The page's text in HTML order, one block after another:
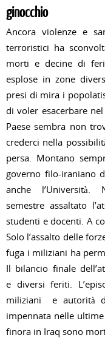
ginocchio
Ancora violenze e
terroristici ha
morti e decine di
esplose in zone
presi di mira i
di voler esacerbare
Paese sembra non
crederci nella
persa. Montano
governo filo-iraniano
anche
semestre assaltato
studenti e docenti. A
Solo l’assalto delle
fuga i miliziani ha
Il bilancio finale
e diversi feriti.
miliziani e autorità
impennata nelle
finora in Iraq sono